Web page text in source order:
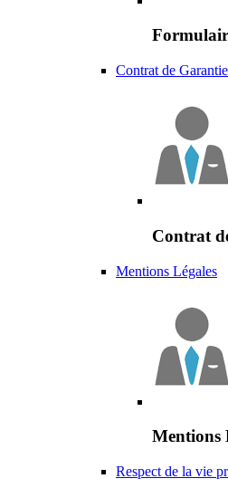
Contrat de Garantie
Contrat
Mentions Légales
Mentions
Respect de la vie